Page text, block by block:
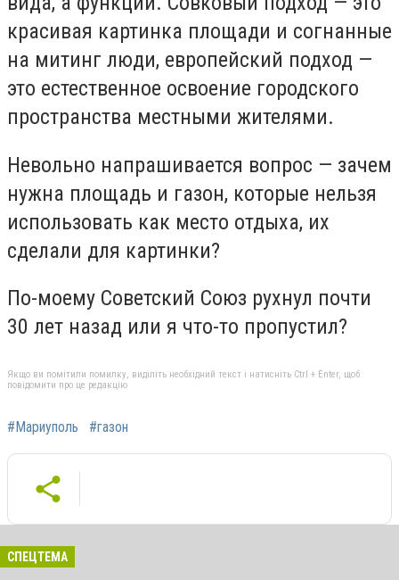
красивая картинка площади и согнанные
на митинг люди, европейский подход —
это естественное освоение городского
пространства местными жителями.
Невольно напрашивается вопрос — зачем
нужна площадь и газон, которые нельзя
использовать как место отдыха, их
сделали для картинки?
По-моему Советский Союз рухнул почти
30 лет назад или я что-то пропустил?
Якщо ви помітили помилку, виділіть необхідний текст і натисніть Ctrl + Enter, щоб
повідомити про це редакцію
#Мариуполь #газон
СПЕЦТЕМА